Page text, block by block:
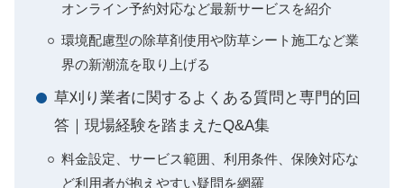
オンライン予約対応など最新サービスを紹介
環境配慮型の除草剤使用や防草シート施工など業
界の新潮流を取り上げる
草刈り業者に関するよくある質問と専門的回
答｜現場経験を踏まえたQ&A集
料金設定、サービス範囲、利用条件、保険対応な
ど利用者が抱えやすい疑問を網羅